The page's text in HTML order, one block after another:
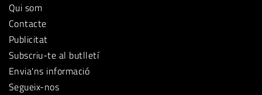
Qui som
Contacte
Publicitat
Subscriu-te al butlletí
Envia'ns informació
Segueix-nos